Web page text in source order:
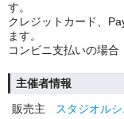
す。
クレジットカード、
ます。
コンビニ支払いの場合
主催者情報
販売主
スタジオル